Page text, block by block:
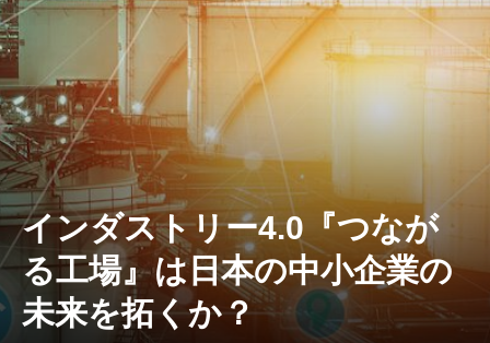
インダストリー4.0『つなが
る工場』は日本の中小企業の
未来を拓くか？